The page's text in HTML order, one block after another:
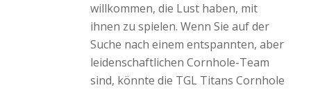
willkommen, die Lust haben, mit
ihnen zu spielen. Wenn Sie auf der
Suche nach einem entspannten, aber
leidenschaftlichen Cornhole-Team
sind, könnte die TGL Titans Cornhole